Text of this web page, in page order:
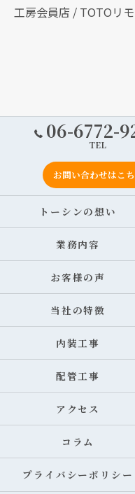
工房会員店 / TOTOリ
06-6772-
TEL
お問い合わせはこ
トーシンの想い
業務内容
お客様の声
当社の特徴
内装工事
配管工事
アクセス
コラム
プライバシーポリシー